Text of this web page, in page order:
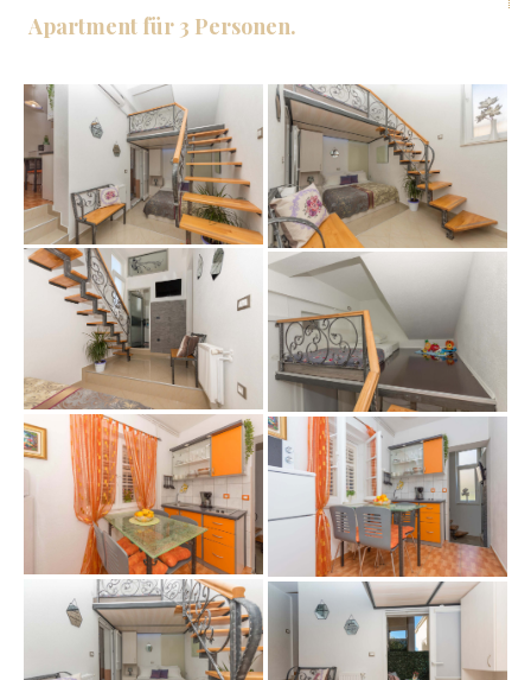
Apartment für 3 Personen.